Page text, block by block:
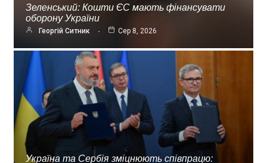
Зеленський: Кошти ЄС мають фінансувати
оборону України
Георгій Ситник Сер 8, 2026
Україна та Сербія зміцнюють співпрацю: